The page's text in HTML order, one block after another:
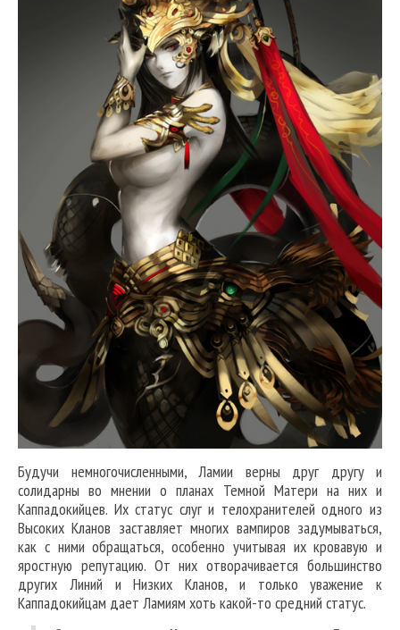
Будучи немногочисленными, Ламии верны друг другу и
солидарны во мнении о планах Темной Матери на них и
Каппадокийцев. Их статус слуг и телохранителей одного из
Высоких Кланов заставляет многих вампиров задумываться,
как с ними обращаться, особенно учитывая их кровавую и
яростную репутацию. От них отворачивается большинство
других Линий и Низких Кланов, и только уважение к
Каппадокийцам дает Ламиям хоть какой-то средний статус.